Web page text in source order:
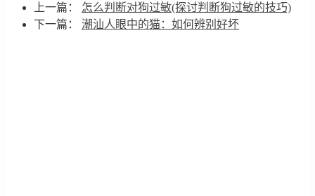
上一篇： 怎么判断对狗过敏(探讨判断狗过敏的技巧)
下一篇： 潮汕人眼中的猫：如何辨别好坏